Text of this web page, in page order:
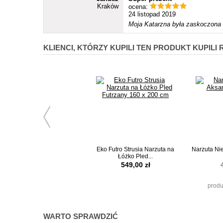
Kraków
ocena:
24 listopad 2019
Moja Katarzna była
KLIENCI, KTÓRZY KUPILI TEN PRODUKT KUPILI
Eko Futro Strusia Narzuta na
Łóżko Pled...
549,00 zł
Narzuta
WARTO SPRAWDZIĆ